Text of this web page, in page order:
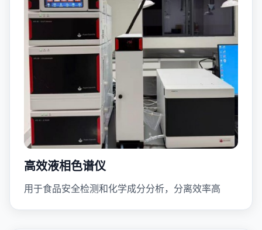
高效液相色谱仪
用于食品安全检测和化学成分分析，分离效率高